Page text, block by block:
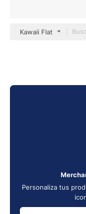
Kawaii Flat
Personaliza tus